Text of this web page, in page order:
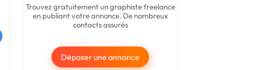
Trouvez gratuitement un graphiste freelance
en publiant votre annonce. De nombreux
contacts assurés
Déposer une annonce